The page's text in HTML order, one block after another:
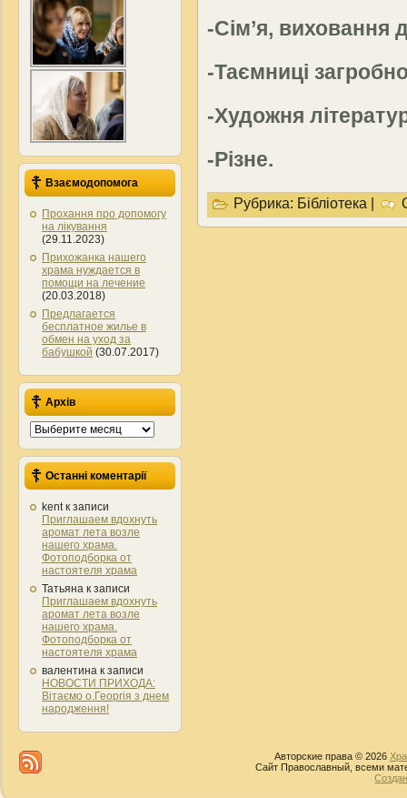
Взаємодопомога
Прохання про допомогу
на лікування
(29.11.2023)
Прихожанка нашего
храма нуждается в
помощи на лечение
(20.03.2018)
Предлагается
бесплатное жилье в
обмен на уход за
бабушкой (30.07.2017)
Архів
Архів
Останні коментарії
kentк записи
Приглашаем вдохнуть
аромат лета возле
нашего храма.
Фотоподборка от
настоятеля храма
Татьяна к записи
Приглашаем вдохнуть
аромат лета возле
нашего храма.
Фотоподборка от
настоятеля храма
валентина к записи
НОВОСТИ ПРИХОДА:
Вітаємо о.Георгія з днем
народження!
-Сім’я, виховання
-Таємниці
-Художня
-Різне.
Рубрика: Бібліотека |
Авторские права © 2026
Сайт Православный, всеми